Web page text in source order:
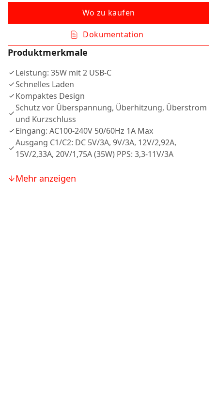
Wo zu kaufen
Dokumentation
Produktmerkmale
Leistung: 35W mit 2 USB-C
Schnelles Laden
Kompaktes Design
Schutz vor Überspannung, Überhitzung, Überstrom
und Kurzschluss
Eingang: AC100-240V 50/60Hz 1A Max
Ausgang C1/C2: DC 5V/3A, 9V/3A, 12V/2,92A,
15V/2,33A, 20V/1,75A (35W) PPS: 3,3-11V/3A
Mehr anzeigen